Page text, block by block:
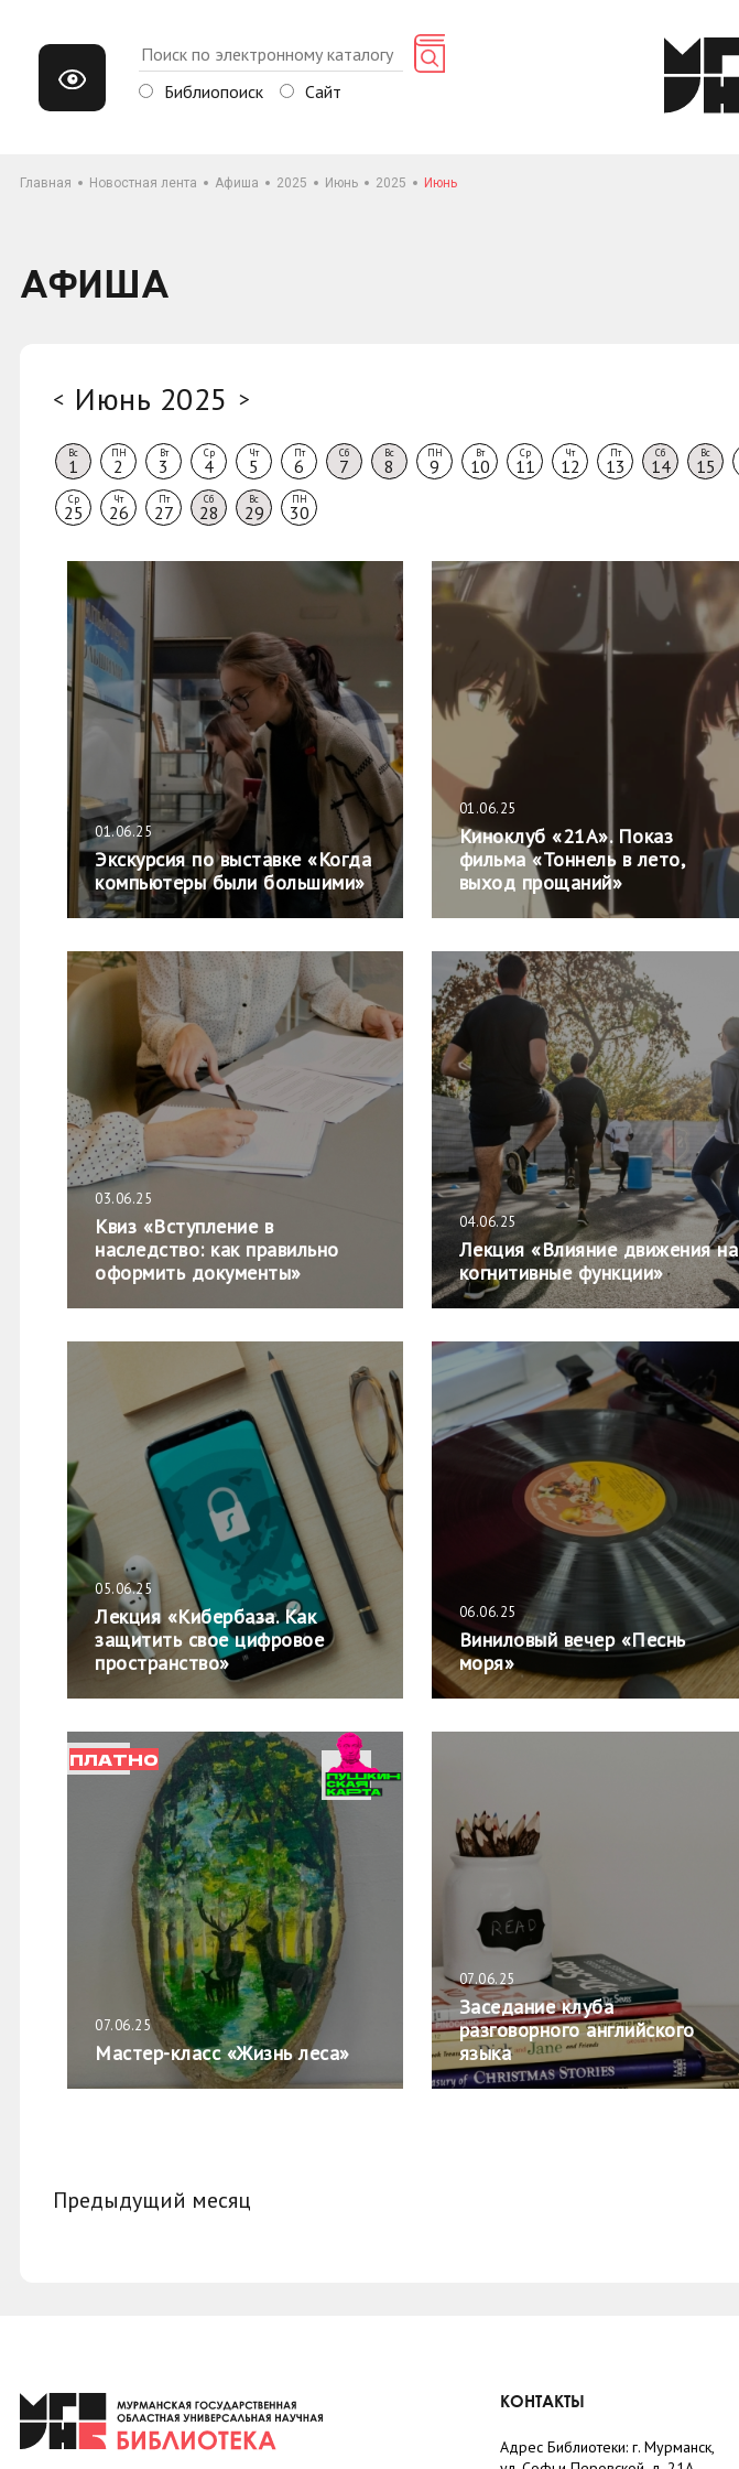
Библиопоиск Сайт
Главная Новостная лента Афиша 2025 Июнь 2025 Июнь
АФИША
< Июнь 2025 >
Вс
1
ПН
2
Вт
3
Ср
4
Чт
5
Пт
6
Сб
7
Вс
8
ПН
9
Вт
10
Ср
11
Чт
12
Пт
13
Сб
14
Вс
15
Ср
25
Чт
26
Пт
27
Сб
28
Вс
29
ПН
30
01.06.25
Экскурсия по выставке «Когда
компьютеры были большими»
01.06.25
Киноклуб «21А». Показ
фильма «Тоннель в лето,
выход прощаний»
03.06.25
Квиз «Вступление в
наследство: как правильно
оформить документы»
04.06.25
Лекция «Влияние движения на
когнитивные функции»
05.06.25
Лекция «Кибербаза. Как
защитить свое цифровое
пространство»
06.06.25
Виниловый вечер «Песнь
моря»
ПЛАТНО
07.06.25
Мастер-класс «Жизнь леса»
07.06.25
Заседание клуба
разговорного английского
языка
Предыдущий месяц
КОНТАКТЫ
Адрес Библиотеки: г. Мурманск,